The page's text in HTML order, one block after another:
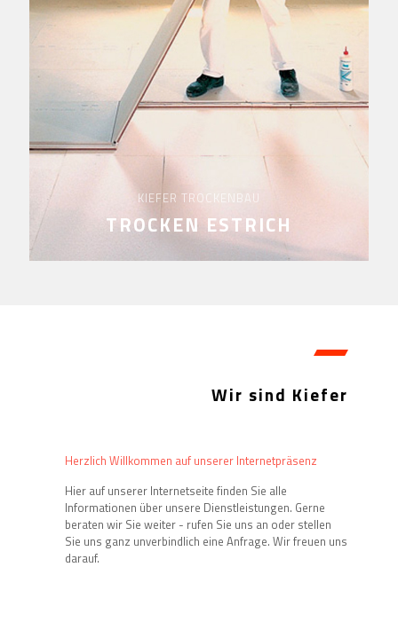
KIEFER TROCKENBAU
TROCKEN ESTRICH
Wir sind Kiefer
Herzlich Willkommen auf unserer Internetpräsenz
Hier auf unserer Internetseite finden Sie alle
Informationen über unsere Dienstleistungen. Gerne
beraten wir Sie weiter - rufen Sie uns an oder stellen
Sie uns ganz unverbindlich eine Anfrage. Wir freuen uns
darauf.